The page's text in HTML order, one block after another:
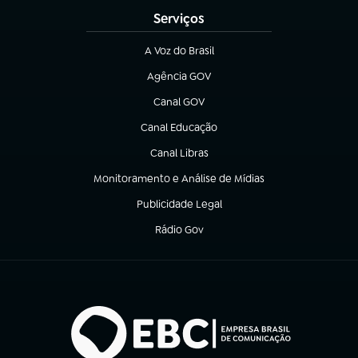
Serviços
A Voz do Brasil
(abre em nova aba)
Agência GOV
(abre em nova aba)
Canal GOV
(abre em nova aba)
Canal Educação
(abre em nova aba)
Canal Libras
(abre em nova aba)
Monitoramento e Análise de Mídias
(abre em nova aba)
Publicidade Legal
(abre em nova aba)
Rádio Gov
(abre em nova aba)